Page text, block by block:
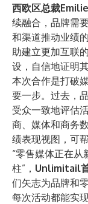
西欧区总裁
续融合，品牌需
和渠道推动业绩
助建立更加互联
设，自信地证明
本次合作是打破
要一步。过去，
受众一致地评估
商、媒体和商务
绩表现视图，可
“零售媒体正在
柱”， Unlimitail
们矢志为品牌和
每次活动都能实